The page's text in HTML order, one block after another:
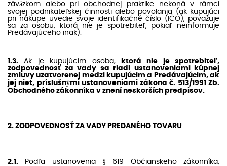
záväzkom alebo pri obchodnej praktike nekoná v rámci
svojej podnikateľskej činnosti alebo povolania (ak kupujúci
pri nákupe uvedie svoje identifikačné číslo (IČO), považuje
sa za osobu, ktorá nie je spotrebiteľ, pokiaľ neinformuje
Predávajúceho inak).
1.3. Ak je kupujúcim osoba,
ktorá nie je spotrebiteľ,
zodpovednosť za vady sa riadi ustanoveniami kúpnej
zmluvy uzatvorenej medzi kupujúcim a Predávajúcim, ak
jej niet, príslušnými ustanoveniami zákona č. 513/1991 Zb.
Obchodného zákonníka v znení neskorších predpisov.
2. ZODPOVEDNOSŤ ZA VADY PREDANÉHO TOVARU
2.1. Podľa ustanovenia § 619 Občianskeho zákonníka,